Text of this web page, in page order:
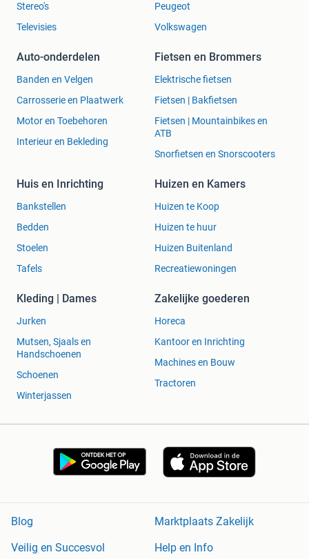
Stereo's
Televisies
Peugeot
Volkswagen
Auto-onderdelen
Banden en Velgen
Carrosserie en Plaatwerk
Motor en Toebehoren
Interieur en Bekleding
Fietsen en Brommers
Elektrische fietsen
Fietsen | Bakfietsen
Fietsen | Mountainbikes en
ATB
Snorfietsen en Snorscooters
Huis en Inrichting
Bankstellen
Bedden
Stoelen
Tafels
Huizen en Kamers
Huizen te Koop
Huizen te huur
Huizen Buitenland
Recreatiewoningen
Kleding | Dames
Jurken
Mutsen, Sjaals en
Handschoenen
Schoenen
Winterjassen
Zakelijke goederen
Horeca
Kantoor en Inrichting
Machines en Bouw
Tractoren
Blog
Marktplaats Zakelijk
Veilig en Succesvol
Help en Info